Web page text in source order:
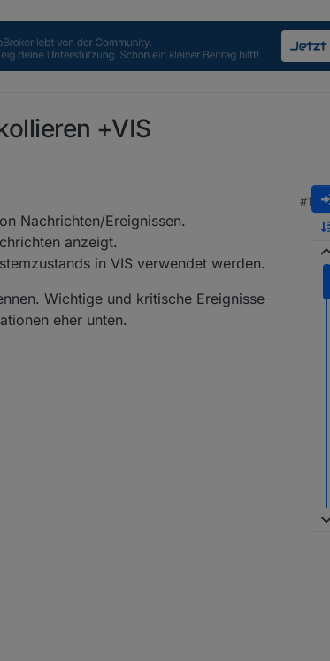
+VIS
#1
Nachrichten/Ereignissen.
anzeigt.
in VIS verwendet werden.
Wichtige und kritische Ereignisse
eher unten.